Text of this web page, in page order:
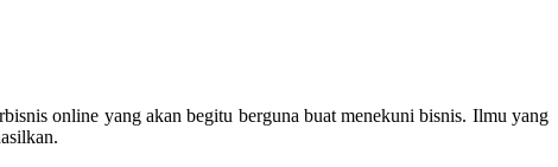
online yang akan begitu berguna buat menekuni bisnis. Ilmu yang